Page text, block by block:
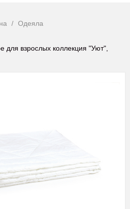
Одеяла
для взрослых коллекция "Уют",